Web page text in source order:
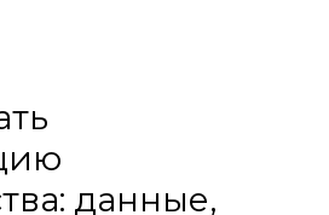
данные,